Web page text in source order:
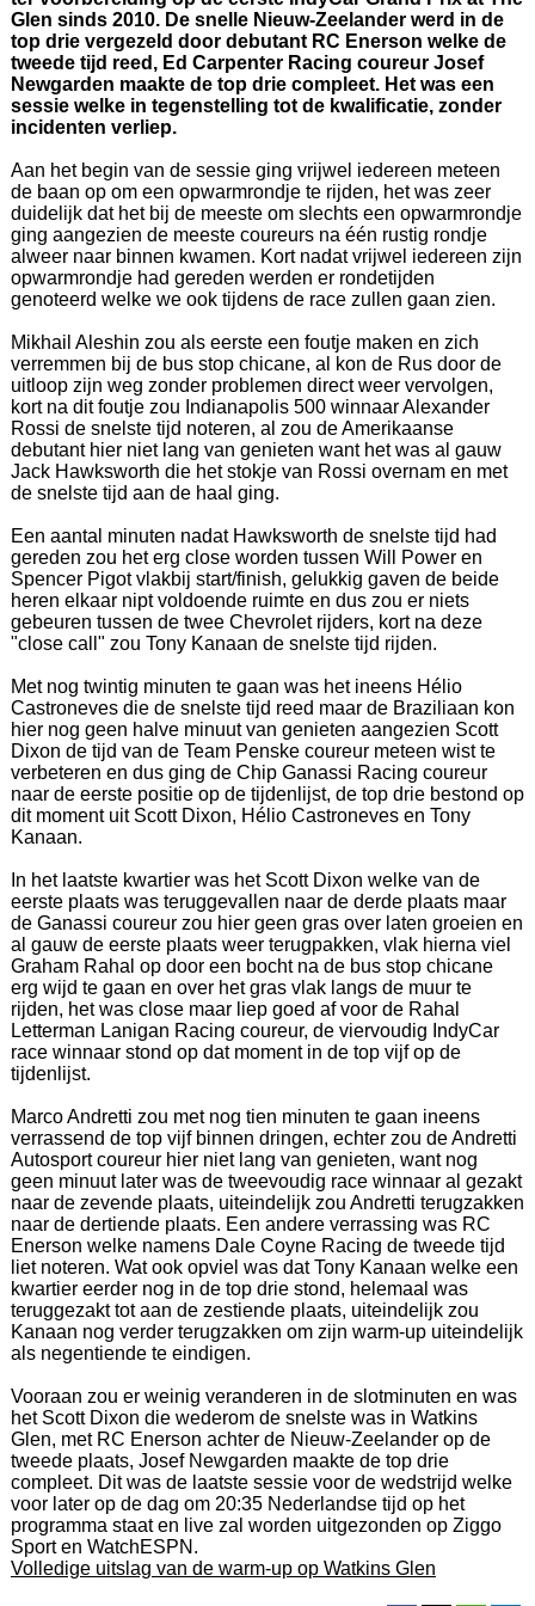
Glen sinds 2010. De snelle Nieuw-Zeelander werd in de
top drie vergezeld door debutant RC Enerson welke de
tweede tijd reed, Ed Carpenter Racing coureur Josef
Newgarden maakte de top drie compleet. Het was een
sessie welke in tegenstelling tot de kwalificatie, zonder
incidenten verliep.
Aan het begin van de sessie ging vrijwel iedereen meteen
de baan op om een opwarmrondje te rijden, het was zeer
duidelijk dat het bij de meeste om slechts een opwarmrondje
ging aangezien de meeste coureurs na één rustig rondje
alweer naar binnen kwamen. Kort nadat vrijwel iedereen zijn
opwarmrondje had gereden werden er rondetijden
genoteerd welke we ook tijdens de race zullen gaan zien.
Mikhail Aleshin zou als eerste een foutje maken en zich
verremmen bij de bus stop chicane, al kon de Rus door de
uitloop zijn weg zonder problemen direct weer vervolgen,
kort na dit foutje zou Indianapolis 500 winnaar Alexander
Rossi de snelste tijd noteren, al zou de Amerikaanse
debutant hier niet lang van genieten want het was al gauw
Jack Hawksworth die het stokje van Rossi overnam en met
de snelste tijd aan de haal ging.
Een aantal minuten nadat Hawksworth de snelste tijd had
gereden zou het erg close worden tussen Will Power en
Spencer Pigot vlakbij start/finish, gelukkig gaven de beide
heren elkaar nipt voldoende ruimte en dus zou er niets
gebeuren tussen de twee Chevrolet rijders, kort na deze
"close call" zou Tony Kanaan de snelste tijd rijden.
Met nog twintig minuten te gaan was het ineens Hélio
Castroneves die de snelste tijd reed maar de Braziliaan kon
hier nog geen halve minuut van genieten aangezien Scott
Dixon de tijd van de Team Penske coureur meteen wist te
verbeteren en dus ging de Chip Ganassi Racing coureur
naar de eerste positie op de tijdenlijst, de top drie bestond op
dit moment uit Scott Dixon, Hélio Castroneves en Tony
Kanaan.
In het laatste kwartier was het Scott Dixon welke van de
eerste plaats was teruggevallen naar de derde plaats maar
de Ganassi coureur zou hier geen gras over laten groeien en
al gauw de eerste plaats weer terugpakken, vlak hierna viel
Graham Rahal op door een bocht na de bus stop chicane
erg wijd te gaan en over het gras vlak langs de muur te
rijden, het was close maar liep goed af voor de Rahal
Letterman Lanigan Racing coureur, de viervoudig IndyCar
race winnaar stond op dat moment in de top vijf op de
tijdenlijst.
Marco Andretti zou met nog tien minuten te gaan ineens
verrassend de top vijf binnen dringen, echter zou de Andretti
Autosport coureur hier niet lang van genieten, want nog
geen minuut later was de tweevoudig race winnaar al gezakt
naar de zevende plaats, uiteindelijk zou Andretti terugzakken
naar de dertiende plaats. Een andere verrassing was RC
Enerson welke namens Dale Coyne Racing de tweede tijd
liet noteren. Wat ook opviel was dat Tony Kanaan welke een
kwartier eerder nog in de top drie stond, helemaal was
teruggezakt tot aan de zestiende plaats, uiteindelijk zou
Kanaan nog verder terugzakken om zijn warm-up uiteindelijk
als negentiende te eindigen.
Vooraan zou er weinig veranderen in de slotminuten en was
het Scott Dixon die wederom de snelste was in Watkins
Glen, met RC Enerson achter de Nieuw-Zeelander op de
tweede plaats, Josef Newgarden maakte de top drie
compleet. Dit was de laatste sessie voor de wedstrijd welke
voor later op de dag om 20:35 Nederlandse tijd op het
programma staat en live zal worden uitgezonden op Ziggo
Sport en WatchESPN.
Volledige uitslag van de warm-up op Watkins Glen